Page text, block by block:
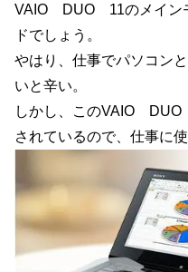
VAIO DUO 11のメイン
ドでしょう。
やはり、仕事でパソコン
いと辛い。
しかし、このVAIO
されているので、仕事に